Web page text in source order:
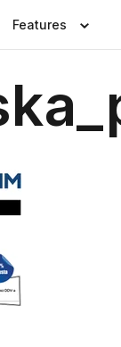
Features